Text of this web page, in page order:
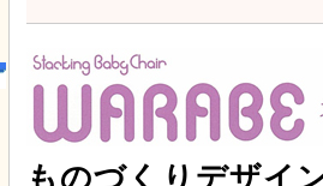
ものづくりデザイ